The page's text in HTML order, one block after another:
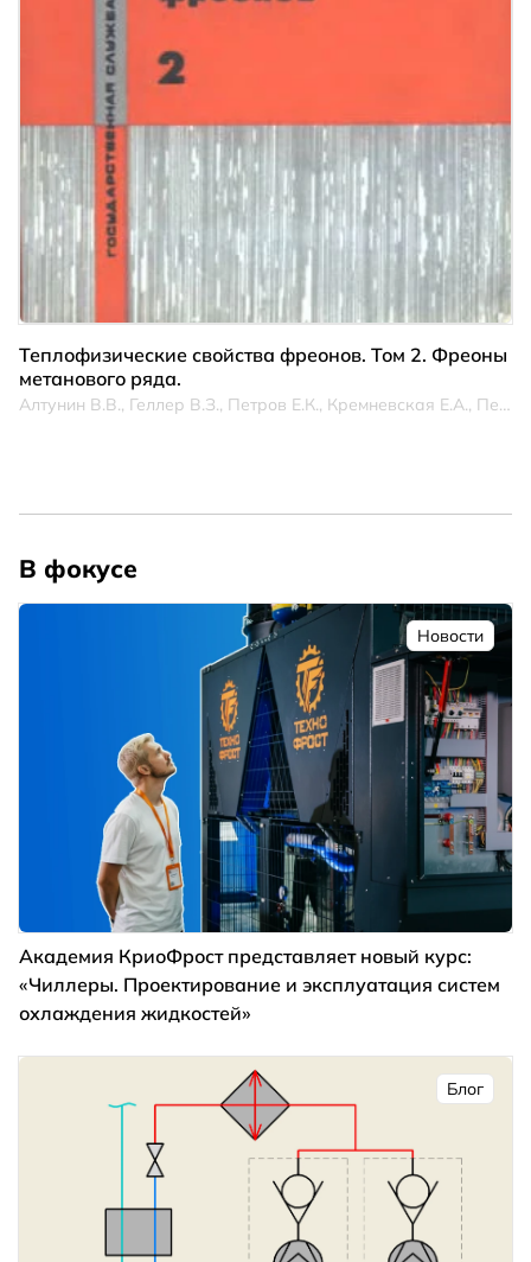
Теплофизические свойства фреонов. Том 2. Фреоны
метанового ряда.
Алтунин В.В., Геллер В.З., Петров Е.К., Кремневская Е.А., Перельштейн И.И.
В фокусе
Новости
Академия КриоФрост представляет новый курс:
«Чиллеры. Проектирование и эксплуатация систем
охлаждения жидкостей»
Блог